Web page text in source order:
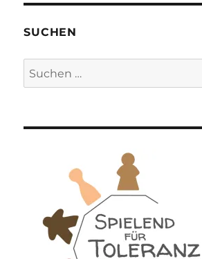
SUCHEN
Suchen
nach: